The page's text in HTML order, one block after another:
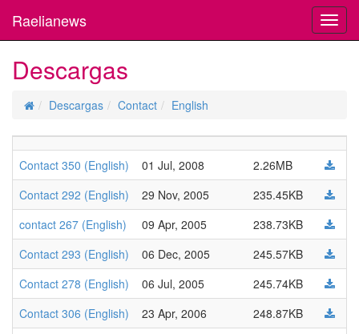
Raelianews
Descargas
Descargas Contact English
Contact 350 (English) 01 Jul, 2008
2.26MB
Contact 292 (English)
29 Nov, 2005
235.45KB
contact 267 (English)
09 Apr, 2005
238.73KB
Contact 293 (English)
06 Dec, 2005
245.57KB
Contact 278 (English)
06 Jul, 2005
245.74KB
Contact 306 (English)
23 Apr, 2006
248.87KB